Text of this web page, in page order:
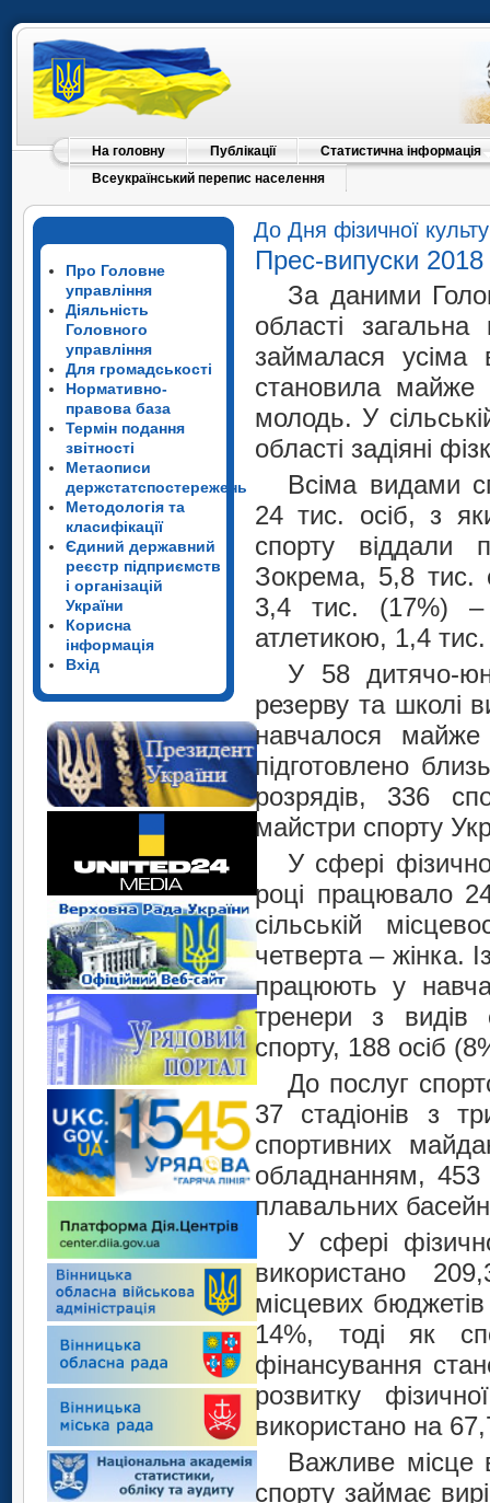
На головну Публікації
Статистична інформація
Всеукраїнський перепис населення
Про Головне
управління
Діяльність
Головного
управління
Для громадськості
Нормативно-
правова база
Термін подання
звітності
Метаописи
держстатспостережень
Методологія та
класифікації
Єдиний державний
реєстр підприємств
і організацій
України
Корисна
інформація
Вхід
До Дня фізичної
Прес-випуски 2018
За даними
області
займалася усіма
становила
молодь. У
області задіяні
Всіма видами
24 тис. осіб, з
спорту віддали
Зокрема, 5,8 тис.
3,4 тис. (17%)
атлетикою, 1,4
У 58 дитячо-
резерву та школі
навчалося
підготовлено
розрядів, 336
майстри спорту
У сфері
році працювало
сільській
четверта – жінка.
працюють у
тренери з видів
спорту, 188 осіб
До послуг
37 стадіонів з
спортивних
обладнанням, 453
плавальних
У сфері
використано
місцевих
14%, тоді як
фінансування
розвитку
використано на
Важливе місце
спорту займає